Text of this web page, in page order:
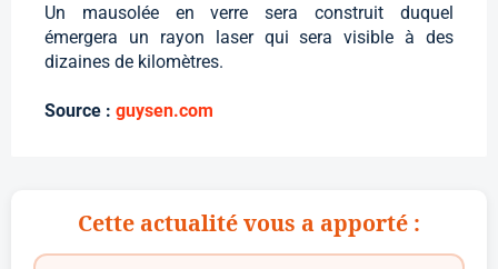
Un mausolée en verre sera construit duquel
émergera un rayon laser qui sera visible à des
dizaines de kilomètres.
Source : guysen.com
Cette actualité vous a apporté :